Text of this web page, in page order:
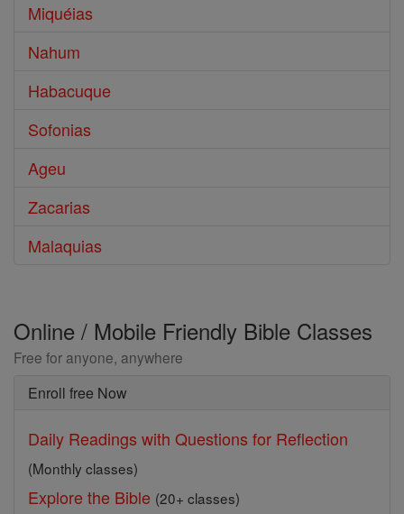
Miquéias
Nahum
Habacuque
Sofonias
Ageu
Zacarias
Malaquias
Online / Mobile Friendly Bible Classes
Free for anyone, anywhere
Enroll free Now
Daily Readings with Questions for Reflection
(Monthly classes)
Explore the Bible (20+ classes)